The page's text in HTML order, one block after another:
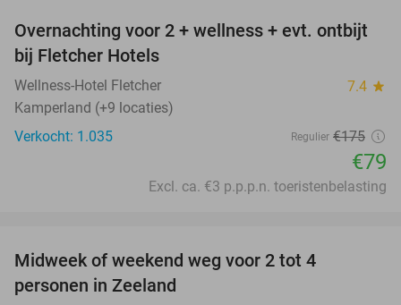
55%
Overnachting voor 2 + wellness + evt. ontbijt
bij Fletcher Hotels
Wellness-Hotel Fletcher 7.4 star
Kamperland (+9 locaties)
Verkocht: 1.035
Regulier €175
€79
Excl. ca. €3 p.p.p.n. toeristenbelasting
Midweek of weekend weg voor 2 tot 4
personen in Zeeland